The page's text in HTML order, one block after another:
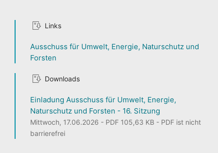
Links
Ausschuss für Umwelt, Energie, Naturschutz und
Forsten
Downloads
Einladung Ausschuss für Umwelt, Energie,
Naturschutz und Forsten - 16. Sitzung
Mittwoch, 17.06.2026 - PDF 105,63 KB - PDF ist nicht
barrierefrei
TAG DER
OFFENEN TÜR
Seite teilen